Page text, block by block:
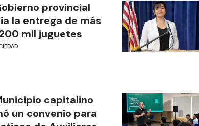
provincial
la entrega de más
mil juguetes
capitalino
un convenio para